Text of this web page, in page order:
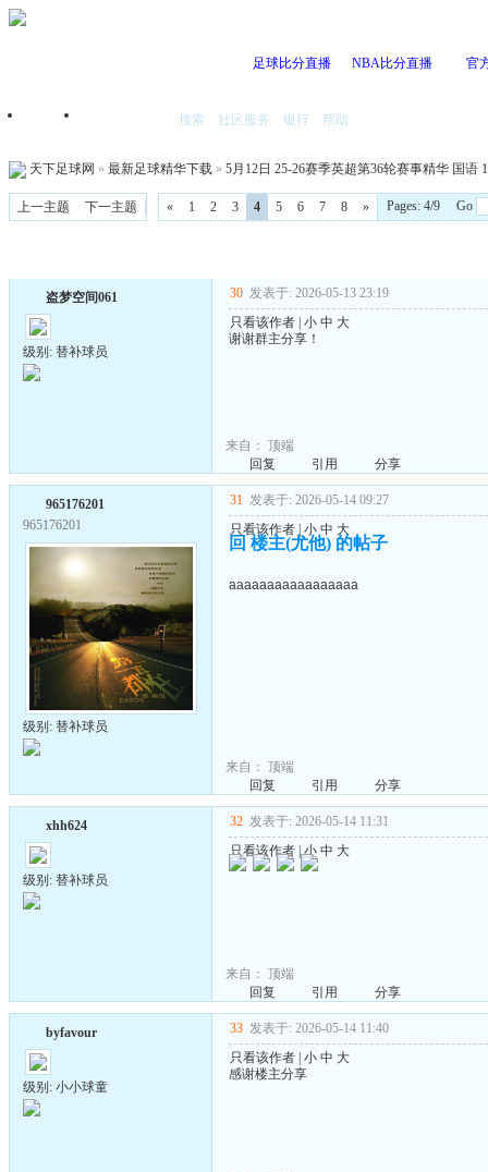
足球比分直播 NBA比分直播 官
首页 搜索 社区服务 银行 帮助
天下足球网 » 最新足球精华下载 » 5月12日 25-26赛季英超第36轮赛事精华 国语
上一主题 下一主题 « 1 2 3 4 5 6 7 8 » Pages: 4/9 Go
盗梦空间061
级别: 替补球员
30 发表于: 2026-05-13 23:19
只看该作者 小 中 大
谢谢群主分享！
来自： 顶端
回复
引用 分享
965176201
965176201
级别: 替补球员
31 发表于: 2026-05-14 09:27
只看该作者 小 中 大
回 楼主(尤他) 的帖子
aaaaaaaaaaaaaaaaa
来自： 顶端
回复
引用 分享
xhh624
级别: 替补球员
32 发表于: 2026-05-14 11:31
只看该作者 |小 中 大
来自： 顶端
回复
引用 分享
byfavour
级别: 小小球童
33 发表于: 2026-05-14 11:40
只看该作者 小 中 大
感谢楼主分享